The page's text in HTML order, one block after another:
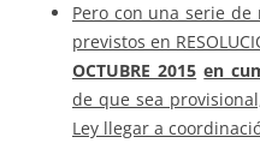
Pero con una serie
previstos en
OCTUBRE 2015 en
de que sea
Ley llegar a